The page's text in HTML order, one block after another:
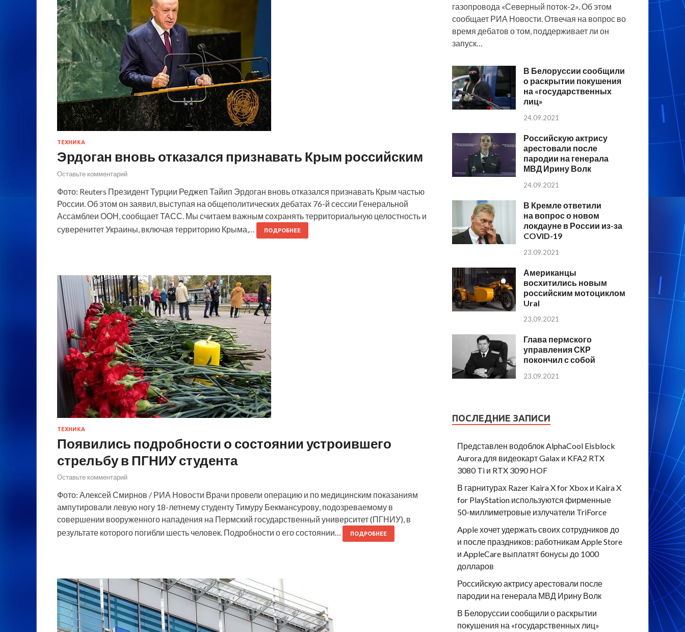
ТЕХНИКА
Эрдоган вновь отказался признавать Крым российским
Оставьте комментарий
Фото: Reuters Президент Турции Реджеп Тайип Эрдоган вновь отказался признавать Крым частью
России. Об этом он заявил, выступая на общеполитических дебатах 76-й сессии Генеральной
Ассамблеи ООН, сообщает ТАСС. Мы считаем важным сохранять территориальную целостность и
суверенитет Украины, включая территорию Крыма,…
ПОДРОБНЕЕ
ТЕХНИКА
Появились подробности о состоянии устроившего
стрельбу в ПГНИУ студента
Оставьте комментарий
Фото: Алексей Смирнов / РИА Новости Врачи провели операцию и по медицинским показаниям
ампутировали левую ногу 18-летнему студенту Тимуру Бекмансурову, подозреваемому в
совершении вооруженного нападения на Пермский государственный университет (ПГНИУ), в
результате которого погибли шесть человек. Подробности о его состоянии…
ПОДРОБНЕЕ
газопровода «Северный поток-2». Об этом
сообщает РИА Новости. Отвечая на вопрос во
время дебатов о том, поддерживает ли он
запуск…
В Белоруссии сообщили
о раскрытии покушения
на «государственных
лиц»
24.09.2021
Российскую актрису
арестовали после
пародии на генерала
МВД Ирину Волк
24.09.2021
В Кремле ответили
на вопрос о новом
локдауне в России из-за
COVID-19
23.09.2021
Американцы
восхитились новым
российским мотоциклом
Ural
23.09.2021
Глава пермского
управления СКР
покончил с собой
23.09.2021
ПОСЛЕДНИЕ ЗАПИСИ
Представлен водоблок AlphaCool Eisblock
Aurora для видеокарт Galax и KFA2 RTX
3080 Ti и RTX 3090 HOF
В гарнитурах Razer Kaira X for Xbox и Kaira X
for PlayStation используются фирменные
50-миллиметровые излучатели TriForce
Apple хочет удержать своих сотрудников до
и после праздников: работникам Apple Store
и AppleCare выплатят бонусы до 1000
долларов
Российскую актрису арестовали после
пародии на генерала МВД Ирину Волк
В Белоруссии сообщили о раскрытии
покушения на «государственных лиц»